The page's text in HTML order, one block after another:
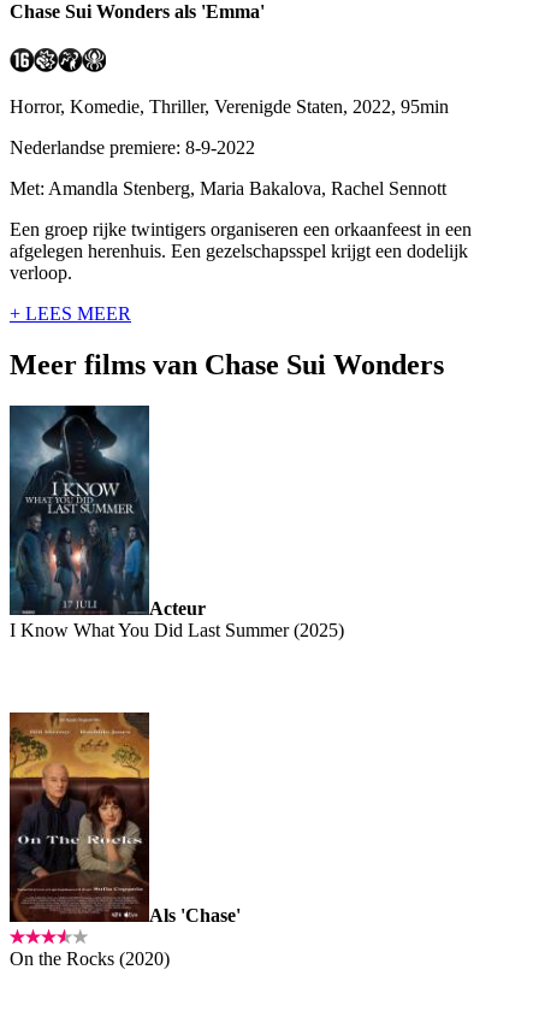
Chase Sui Wonders als 'Emma'
Horror, Komedie, Thriller, Verenigde Staten, 2022, 95min
Nederlandse premiere: 8-9-2022
Met: Amandla Stenberg, Maria Bakalova, Rachel Sennott
Een groep rijke twintigers organiseren een orkaanfeest in een
afgelegen herenhuis. Een gezelschapsspel krijgt een dodelijk
verloop.
+ LEES MEER
Meer films van Chase Sui Wonders
Acteur
I Know What You Did Last Summer (2025)
Als 'Chase'
On the Rocks (2020)